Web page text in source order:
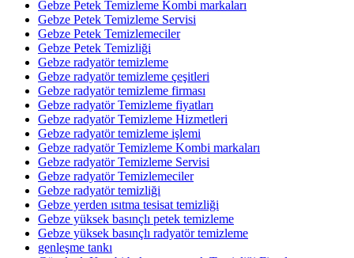
Gebze Petek Temizleme Kombi markaları
Gebze Petek Temizleme Servisi
Gebze Petek Temizlemeciler
Gebze Petek Temizliği
Gebze radyatör temizleme
Gebze radyatör temizleme çeşitleri
Gebze radyatör temizleme firması
Gebze radyatör Temizleme fiyatları
Gebze radyatör Temizleme Hizmetleri
Gebze radyatör temizleme işlemi
Gebze radyatör Temizleme Kombi markaları
Gebze radyatör Temizleme Servisi
Gebze radyatör Temizlemeciler
Gebze radyatör temizliği
Gebze yerden ısıtma tesisat temizliği
Gebze yüksek basınçlı petek temizleme
Gebze yüksek basınçlı radyatör temizleme
genleşme tankı